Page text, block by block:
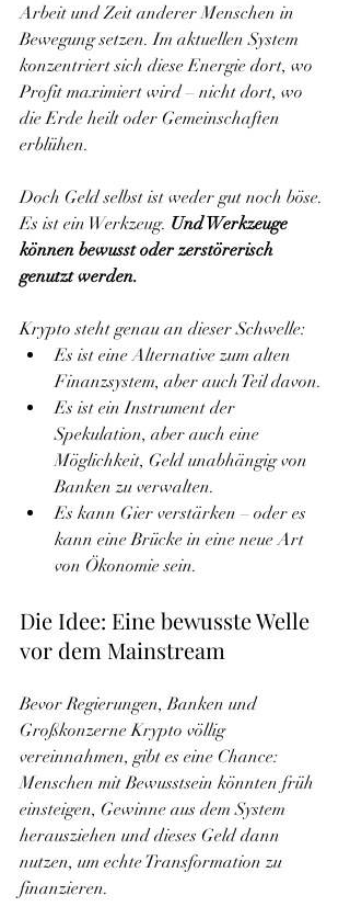
Arbeit und Zeit anderer Menschen in
Bewegung setzen. Im aktuellen System
konzentriert sich diese Energie dort, wo
Profit maximiert wird – nicht dort, wo
die Erde heilt oder Gemeinschaften
erblühen.
Doch Geld selbst ist weder gut noch böse.
Es ist ein Werkzeug. Und Werkzeuge
können bewusst oder zerstörerisch
genutzt werden.
Krypto steht genau an dieser Schwelle:
Es ist eine Alternative zum alten
Finanzsystem, aber auch Teil davon.
Es ist ein Instrument der
Spekulation, aber auch eine
Möglichkeit, Geld unabhängig von
Banken zu verwalten.
Es kann Gier verstärken – oder es
kann eine Brücke in eine neue Art
von Ökonomie sein.
Die Idee: Eine bewusste Welle
vor dem Mainstream
Bevor Regierungen, Banken und
Großkonzerne Krypto völlig
vereinnahmen, gibt es eine Chance:
Menschen mit Bewusstsein könnten früh
einsteigen, Gewinne aus dem System
herausziehen und dieses Geld dann
nutzen, um echte Transformation zu
finanzieren.